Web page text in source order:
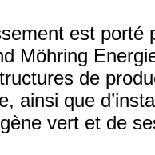
est porté
Möhring
de
ainsi que
vert et de